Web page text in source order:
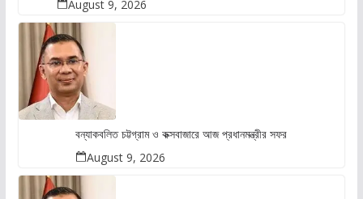
August 9, 2026
বন্যাকবলিত চট্টগ্রাম ও কক্সবাজারে আজ প্রধানমন্ত্রীর সফর
August 9, 2026